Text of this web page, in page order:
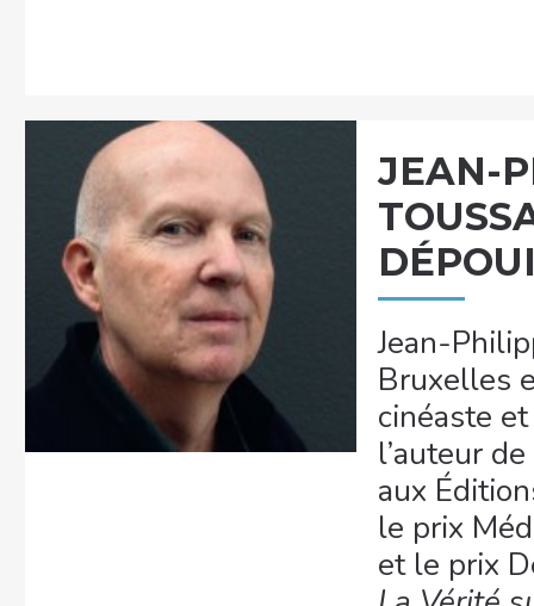
JEAN-
Jean-
Bruxelles
cinéaste
l’auteur
aux
le prix
et le prix